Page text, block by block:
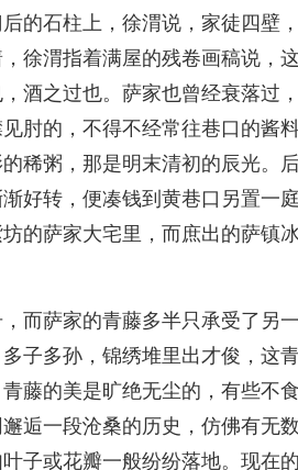
的石柱上，徐渭说，家徒四壁
徐渭指着满屋的残卷画稿说，
酒之过也。萨家也曾经衰落过
肘的，不得不经常往巷口的酱
稀粥，那是明末清初的辰光。
好转，便凑钱到黄巷口另置一
的萨家大宅里，而庶出的萨镇
而萨家的青藤多半只承受了另
子多孙，锦绣堆里出才俊，这
藤的美是旷绝无尘的，有些不
逅一段沧桑的历史，仿佛有无
子或花瓣一般纷纷落地。现在